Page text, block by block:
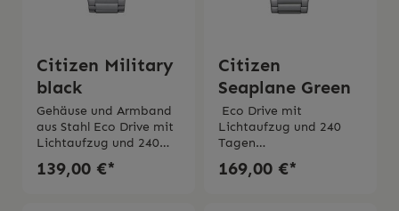
Citizen Military
black
Gehäuse und Armband
aus Stahl Eco Drive mit
Lichtaufzug und 240
GangreserveVerschraub
139,00 €*
Citizen
Seaplane Green
Eco Drive mit
Lichtaufzug und 240
Tagen
Gangreserve Gehäusedu
rchmesser 44
169,00 €*